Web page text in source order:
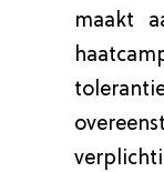
maakt